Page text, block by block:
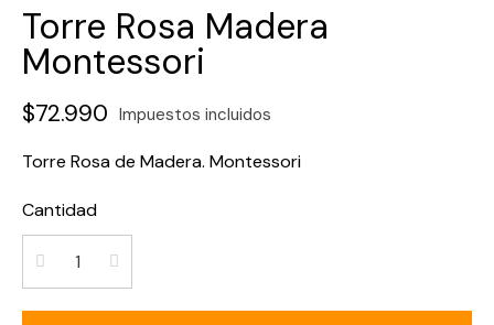
Torre Rosa Madera
Montessori
$72.990 Impuestos incluidos
Torre Rosa de Madera. Montessori
Cantidad